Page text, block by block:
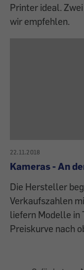
Printer ideal.
wir empfehlen.
22.11.2018
Kameras - An
Die Hersteller
Verkaufszahlen
liefern Modelle in
Preiskurve nach